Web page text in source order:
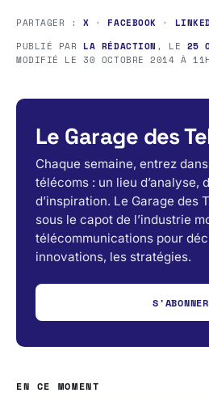
PARTAGER :X · FACEBOOK ·
PUBLIÉ PAR LA RÉDACTION , LE 25
MODIFIÉ LE30 OCTOBRE 2014 À
Le Garage des
Chaque semaine, entrez
télécoms : un lieu d’analyse,
d’inspiration. Le Garage des
sous le capot de l’industrie
télécommunications pour
innovations, les stratégies.
S'ABONNER
EN CE MOMENT